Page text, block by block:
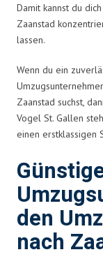
Damit kannst du
Zaanstad
lassen.
Wenn du ein
Zaanstad suchst,
Vogel St. Gallen
einen erstklassigen
den
nach